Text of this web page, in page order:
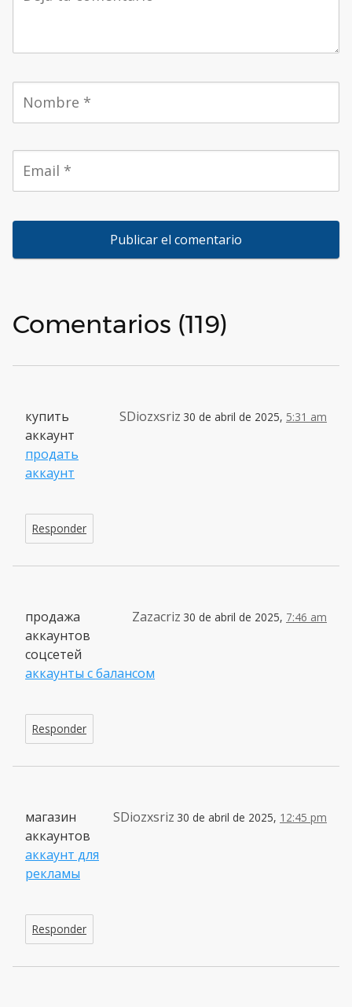
Comentarios (119)
SDiozxsriz 30 de abril de 2025, 5:31 am
купить
аккаунт
продать
аккаунт
Responder
Zazacriz 30 de abril de 2025, 7:46 am
продажа
аккаунтов
соцсетей
аккаунты с балансом
Responder
SDiozxsriz 30 de abril de 2025, 12:45 pm
магазин
аккаунтов
аккаунт для
рекламы
Responder